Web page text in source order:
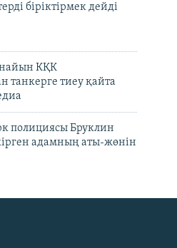
біріктірмек дейді
КҚК
танкерге тиеу қайта
полициясы Бруклин
адамның аты-жөнін